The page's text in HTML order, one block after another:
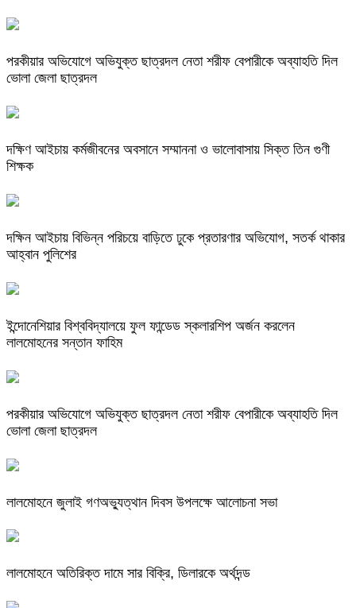
পরকীয়ার অভিযোগে অভিযুক্ত ছাত্রদল নেতা শরীফ বেপারীকে অব্যাহতি দিল
ভোলা জেলা ছাত্রদল
দক্ষিণ আইচায় কর্মজীবনের অবসানে সম্মাননা ও ভালোবাসায় সিক্ত তিন গুণী
শিক্ষক
দক্ষিন আইচায় ‎বিভিন্ন পরিচয়ে বাড়িতে ঢুকে প্রতারণার অভিযোগ, সতর্ক থাকার
আহ্বান পুলিশের
ইন্দোনেশিয়ার বিশ্ববিদ্যালয়ে ফুল ফান্ডেড স্কলারশিপ অর্জন করলেন
লালমোহনের সন্তান ফাহিম
পরকীয়ার অভিযোগে অভিযুক্ত ছাত্রদল নেতা শরীফ বেপারীকে অব্যাহতি দিল
ভোলা জেলা ছাত্রদল
লালমোহনে জুলাই গণঅভ্যুত্থান দিবস উপলক্ষে আলোচনা সভা
লালমোহনে অতিরিক্ত দামে সার বিক্রি, ডিলারকে অর্থদন্ড